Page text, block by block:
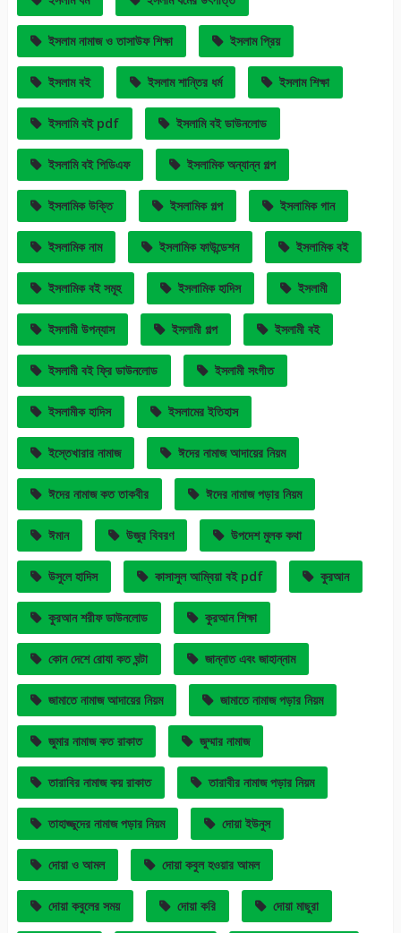
ইসলাম নামাজ ও তাসাউফ শিক্ষা ইসলাম প্রিয়
ইসলাম বই ইসলাম শান্তির ধর্ম ইসলাম শিক্ষা
ইসলামি বই pdf ইসলামি বই ডাউনলোড
ইসলামি বই পিডিএফ ইসলামিক অন্যান্ন গল্প
ইসলামিক উক্তি ইসলামিক গল্প ইসলামিক গান
ইসলামিক নাম ইসলামিক ফাউন্ডেশন ইসলামিক বই
ইসলামিক বই সমূহ ইসলামিক হাদিস ইসলামী
ইসলামী উপন্যাস ইসলামী গল্প ইসলামী বই
ইসলামী বই ফ্রি ডাউনলোড ইসলামী সংগীত
ইসলামীক হাদিস ইসলামের ইতিহাস
ইস্তেখারার নামাজ ঈদের নামাজ আদায়ের নিয়ম
ঈদের নামাজ কত তাকবীর ঈদের নামাজ পড়ার নিয়ম
ঈমান উজুর বিবরণ উপদেশ মুলক কথা
উসুলে হাদিস কাসাসুল আম্বিয়া বই pdf কুরআন
কুরআন শরীফ ডাউনলোড কুরআন শিক্ষা
কোন দেশে রোযা কত ঘন্টা জান্নাত এবং জাহান্নাম
জামাতে নামাজ আদায়ের নিয়ম জামাতে নামাজ পড়ার নিয়ম
জুমার নামাজ কত রাকাত জুম্মার নামাজ
তারাবির নামাজ কয় রাকাত তারাবীর নামাজ পড়ার নিয়ম
তাহাজ্জুদের নামাজ পড়ার নিয়ম দোয়া ইউনুস
দোয়া ও আমল দোয়া কবুল হওয়ার আমল
দোয়া কবুলের সময় দোয়া করি দোয়া মাছুরা